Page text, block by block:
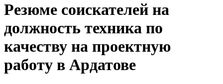
Резюме соискателей на
должность техника по
качеству на проектную
работу в Ардатове